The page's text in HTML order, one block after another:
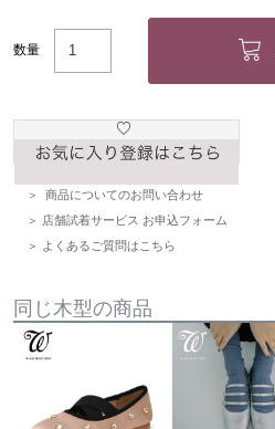
数量
商品についてのお問い合わせ
店舗試着サービス お申込フォーム
よくあるご質問はこちら
同じ木型の商品